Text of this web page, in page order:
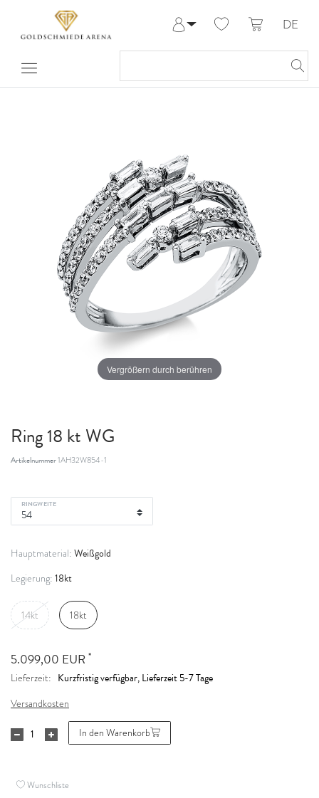
Meine Bestellungen
DE
Vergrößern durch berühren
Ring 18 kt WG
Artikelnummer1AH32W854-1
RINGWEITE
Hauptmaterial: Weißgold
Legierung: 18kt
14kt 18kt
5.099,00 EUR *
Lieferzeit: Kurzfristig verfügbar, Lieferzeit 5-7 Tage
Versandkosten
In den Warenkorb
Wunschliste